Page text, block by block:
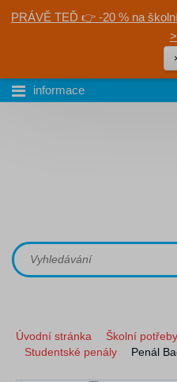
PRÁVĚ TEĎ 👉 -20 % na
informace
Úvodní stránka Školní potřeby
Studentské penály
Penál